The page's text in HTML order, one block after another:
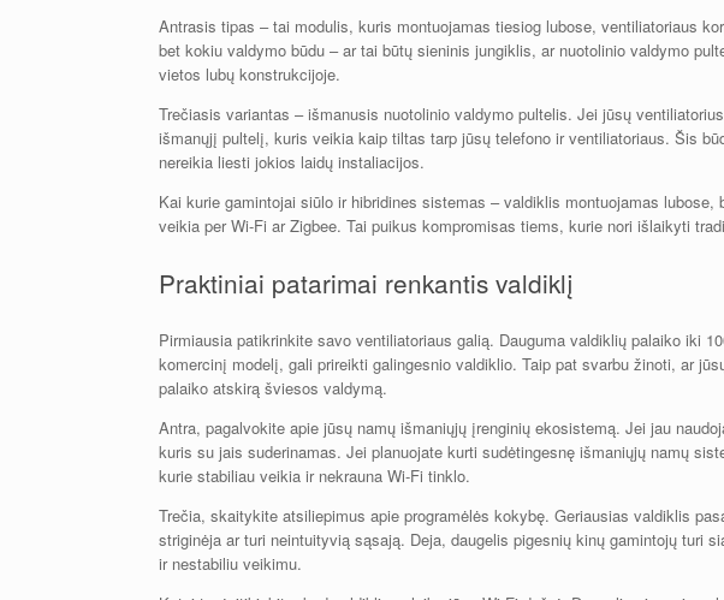
Antrasis tipas – tai modulis, kuris montuojamas tiesiog lubose, ventiliatoriaus
bet kokiu valdymo būdu – ar tai būtų sieninis jungiklis, ar nuotolinio valdymo
vietos lubų konstrukcijoje.
Trečiasis variantas – išmanusis nuotolinio valdymo pultelis. Jei jūsų
išmanųjį pultelį, kuris veikia kaip tiltas tarp jūsų telefono ir ventiliatoriaus. Šis
nereikia liesti jokios laidų instaliacijos.
Kai kurie gamintojai siūlo ir hibridines sistemas – valdiklis montuojamas
veikia per Wi-Fi ar Zigbee. Tai puikus kompromisas tiems, kurie nori išlaikyti
Praktiniai patarimai renkantis valdiklį
Pirmiausia patikrinkite savo ventiliatoriaus galią. Dauguma valdiklių palaiko iki
komercinį modelį, gali prireikti galingesnio valdiklio. Taip pat svarbu žinoti, ar
palaiko atskirą šviesos valdymą.
Antra, pagalvokite apie jūsų namų išmaniųjų įrenginių ekosistemą. Jei jau
kuris su jais suderinamas. Jei planuojate kurti sudėtingesnę išmaniųjų namų
kurie stabiliau veikia ir nekrauna Wi-Fi tinklo.
Trečia, skaitykite atsiliepimus apie programėlės kokybę. Geriausias valdiklis
striginėja ar turi neintuityvią sąsają. Deja, daugelis pigesnių kinų gamintojų turi
ir nestabiliu veikimu.